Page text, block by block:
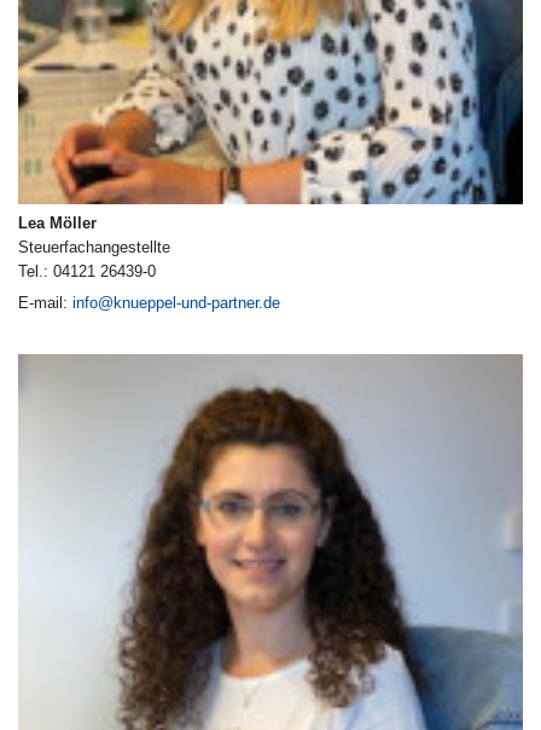
Lea Möller
Steuerfachangestellte
Tel.: 04121 26439-0
E-mail: info@knueppel-und-partner.de